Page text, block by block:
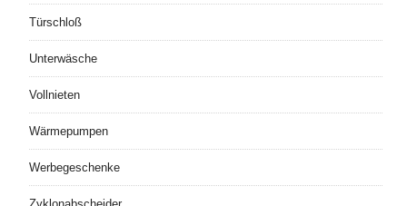
Türschloß
Unterwäsche
Vollnieten
Wärmepumpen
Werbegeschenke